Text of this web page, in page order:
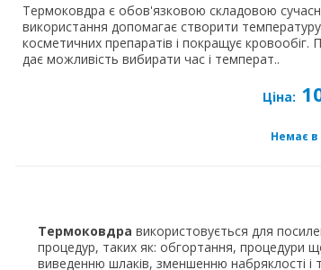
Термоковдра є обов'язковою складовою
використання допомагає створити
косметичних препаратів і покращує
дає можливість вибирати час і температ..
Ціна:
Немає в
Термоковдра використовується для
процедур, таких як: обгортання, процедури
виведенню шлаків, зменшенню набряклості і